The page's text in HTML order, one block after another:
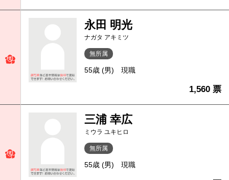
永田 明光
ナガタ アキミツ
無所属
55歳 (男) 現職
1,560 票
三浦 幸広
ミウラ ユキヒロ
無所属
55歳 (男) 現職